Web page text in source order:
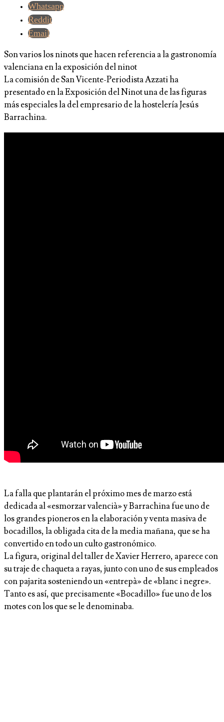
Whatsapp
Reddit
Email
Son varios los ninots que hacen referencia a la gastronomía
valenciana en la exposición del ninot
La comisión de San Vicente-Periodista Azzati ha
presentado en la Exposición del Ninot una de las figuras
más especiales la del empresario de la hostelería Jesús
Barrachina.
La falla que plantarán el próximo mes de marzo está
dedicada al «esmorzar valencià» y Barrachina fue uno de
los grandes pioneros en la elaboración y venta masiva de
bocadillos, la obligada cita de la media mañana, que se ha
convertido en todo un culto gastronómico.
La figura, original del taller de Xavier Herrero, aparece con
su traje de chaqueta a rayas, junto con uno de sus empleados
con pajarita sosteniendo un «entrepà» de «blanc i negre».
Tanto es así, que precisamente «Bocadillo» fue uno de los
motes con los que se le denominaba.